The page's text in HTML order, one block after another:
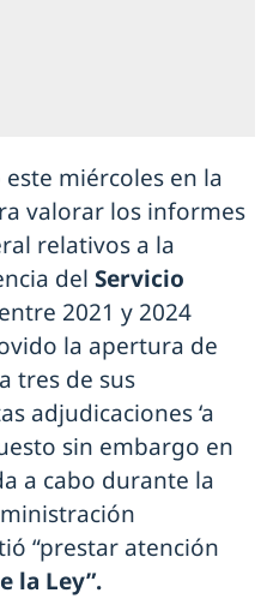
miércoles en la
valorar los informes
relativos a la
del Servicio
2021 y 2024
la apertura de
tres de sus
adjudicaciones ‘a
sin embargo en
a cabo durante la
“prestar atención
la Ley”.